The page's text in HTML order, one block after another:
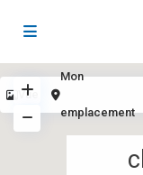
Vue
Mon
emplacement